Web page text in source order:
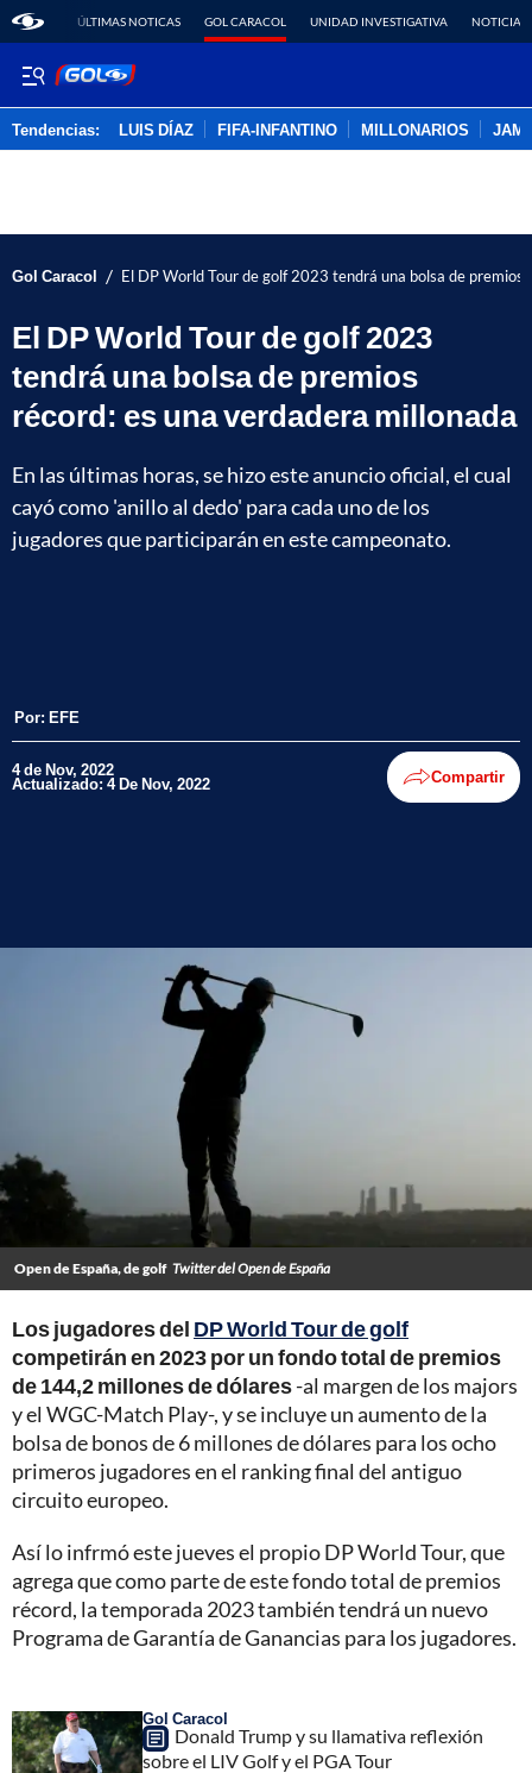
ÚLTIMAS NOTICAS GOL CARACOL UNIDAD INVESTIGATIVA NOTICIAS
Tendencias: LUIS DÍAZ FIFA-INFANTINO MILLONARIOS
Gol Caracol / El DP World Tour de golf 2023 tendrá una bolsa de premios
El DP World Tour de golf 2023
tendrá una bolsa de premios
récord: es una verdadera millonada
En las últimas horas, se hizo este anuncio oficial, el cual
cayó como 'anillo al dedo' para cada uno de los
jugadores que participarán en este campeonato.
Por: EFE
4 de Nov, 2022
Actualizado: 4 De Nov, 2022 Compartir
Open de España, de golf Twitter del Open de España
Los jugadores del DP World Tour de golf
competirán en 2023 por un fondo total de premios
de 144,2 millones de dólares-al margen de los majors
y el WGC-Match Play-, y se incluye un aumento de la
bolsa de bonos de 6 millones de dólares para los ocho
primeros jugadores en el ranking final del antiguo
circuito europeo.
Así lo infrmó este jueves el propio DP World Tour, que
agrega que como parte de este fondo total de premios
récord, la temporada 2023 también tendrá un nuevo
Programa de Garantía de Ganancias para los jugadores.
Gol Caracol
Donald Trump y su llamativa reflexión
sobre el LIV Golf y el PGA Tour